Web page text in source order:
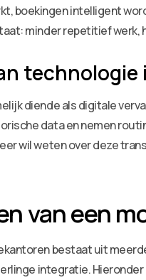
boekingen intelligent
minder repetitief werk,
diende als digitale
data en nemen
wil weten over deze
van een
bestaat uit
integratie.